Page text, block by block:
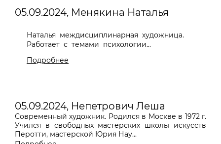
05.09.2024, Менякина Наталья
Наталья междисциплинарная художница.
Работает с темами психологии...
Подробнее
05.09.2024, Непетрович Леша
Современный художник. Родился в Москве в 1972 г.
Учился в свободных мастерских школы искусств
Перотти, мастерской Юрия Нау...